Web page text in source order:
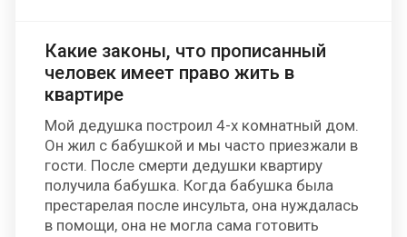
Какие законы, что прописанный
человек имеет право жить в
квартире
Мой дедушка построил 4-х комнатный дом.
Он жил с бабушкой и мы часто приезжали в
гости. После смерти дедушки квартиру
получила бабушка. Когда бабушка была
престарелая после инсульта, она нуждалась
в помощи, она не могла сама готовить